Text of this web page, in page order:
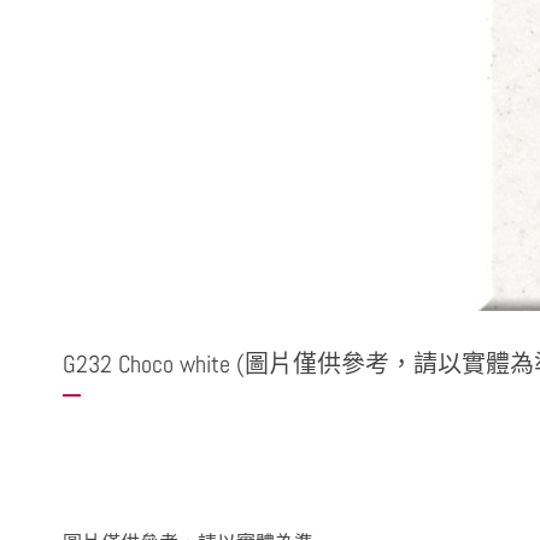
G232 Choco white (圖片僅供參考，請以實體